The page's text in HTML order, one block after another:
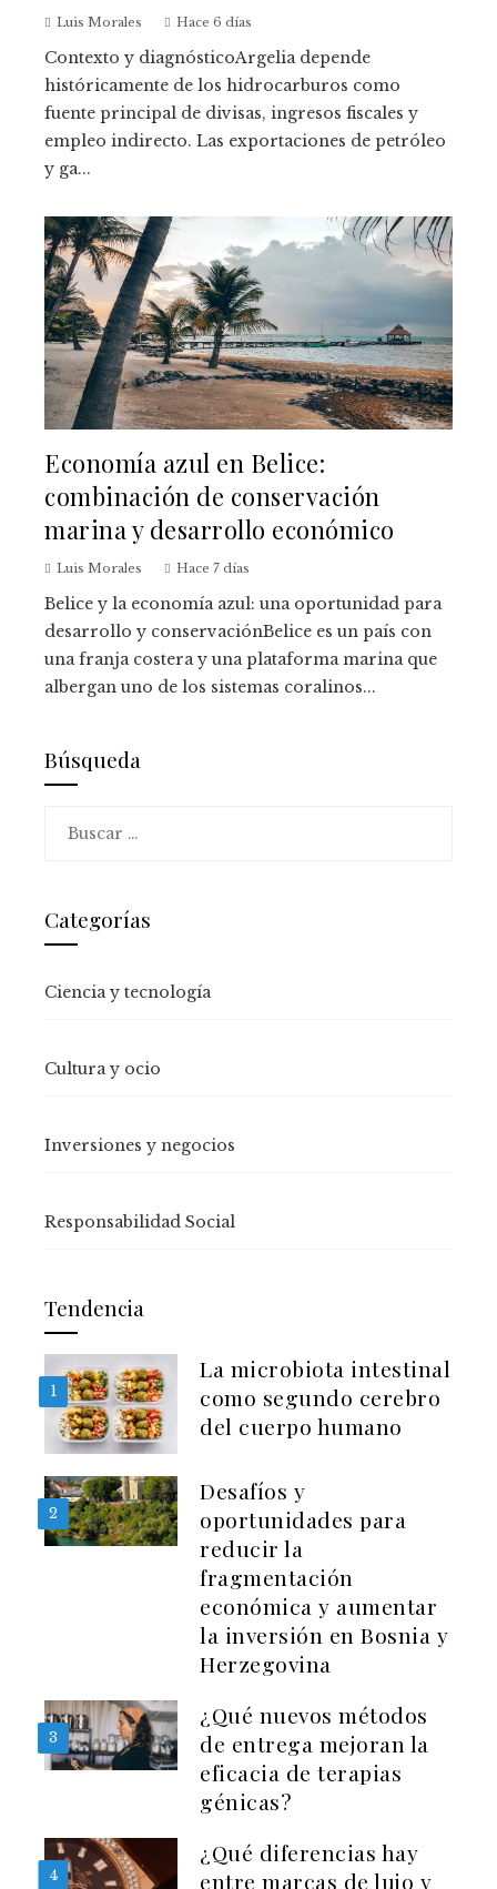
Luis Morales Hace 6 días
Contexto y diagnósticoArgelia depende
históricamente de los hidrocarburos como
fuente principal de divisas, ingresos fiscales y
empleo indirecto. Las exportaciones de petróleo
y ga...
Economía azul en Belice:
combinación de conservación
marina y desarrollo económico
Luis Morales Hace 7 días
Belice y la economía azul: una oportunidad para
desarrollo y conservaciónBelice es un país con
una franja costera y una plataforma marina que
albergan uno de los sistemas coralinos...
Búsqueda
Categorías
Ciencia y tecnología
Cultura y ocio
Inversiones y negocios
Responsabilidad Social
Tendencia
1
La microbiota intestinal
como segundo cerebro
del cuerpo humano
2
Desafíos y
oportunidades para
reducir la
fragmentación
económica y aumentar
la inversión en Bosnia y
Herzegovina
3
¿Qué nuevos métodos
de entrega mejoran la
eficacia de terapias
génicas?
4
¿Qué diferencias hay
entre marcas de lujo y